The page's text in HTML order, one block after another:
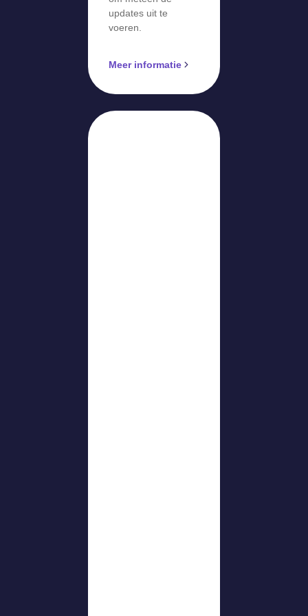
updates uit te
voeren.
Meer informatie